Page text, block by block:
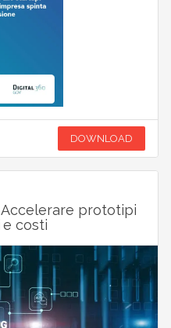
DOWNLOAD
Accelerare prototipi
costi